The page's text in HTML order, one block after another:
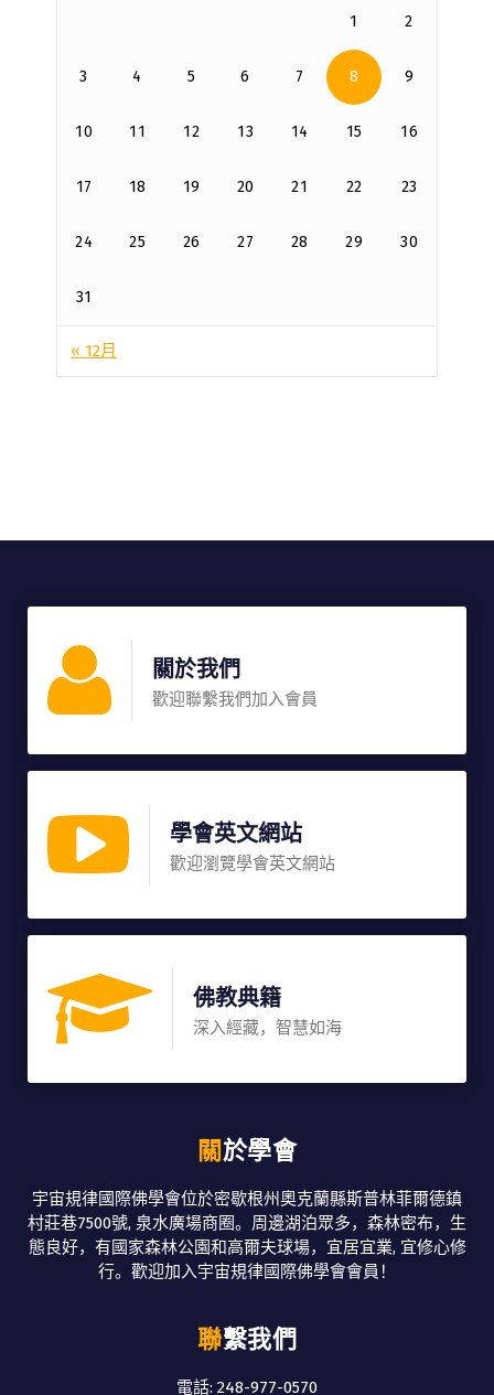
1 2
3 4 5 6 7 8 9
10 11 12 13 14 15 16
17 18 19 20 21 22 23
24 25 26 27 28 29 30
31
« 12月
關於我們
歡迎聯繫我們加入會員
學會英文網站
歡迎瀏覽學會英文網站
佛教典籍
深入經藏，智慧如海
關於學會
宇宙規律國際佛學會位於密歇根州奧克蘭縣斯普林菲爾德鎮
村莊巷7500號, 泉水廣場商圈。周邊湖泊眾多，森林密布，生
態良好，有國家森林公園和高爾夫球場，宜居宜業, 宜修心修
行。歡迎加入宇宙規律國際佛學會會員！
聯繫我們
電話: 248-977-0570